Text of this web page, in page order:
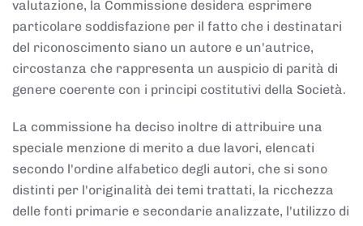
valutazione, la Commissione desidera esprimere
particolare soddisfazione per il fatto che i destinatari
del riconoscimento siano un autore e un'autrice,
circostanza che rappresenta un auspicio di parità di
genere coerente con i principi costitutivi della Società.
La commissione ha deciso inoltre di attribuire una
speciale menzione di merito a due lavori, elencati
secondo l'ordine alfabetico degli autori, che si sono
distinti per l'originalità dei temi trattati, la ricchezza
delle fonti primarie e secondarie analizzate, l'utilizzo di